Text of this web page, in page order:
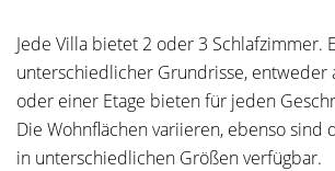
Jede Villa bietet 2 oder 3 Schlafzimmer.
unterschiedlicher Grundrisse, entweder
oder einer Etage bieten für jeden
Die Wohnflächen variieren, ebenso sind
in unterschiedlichen Größen verfügbar.